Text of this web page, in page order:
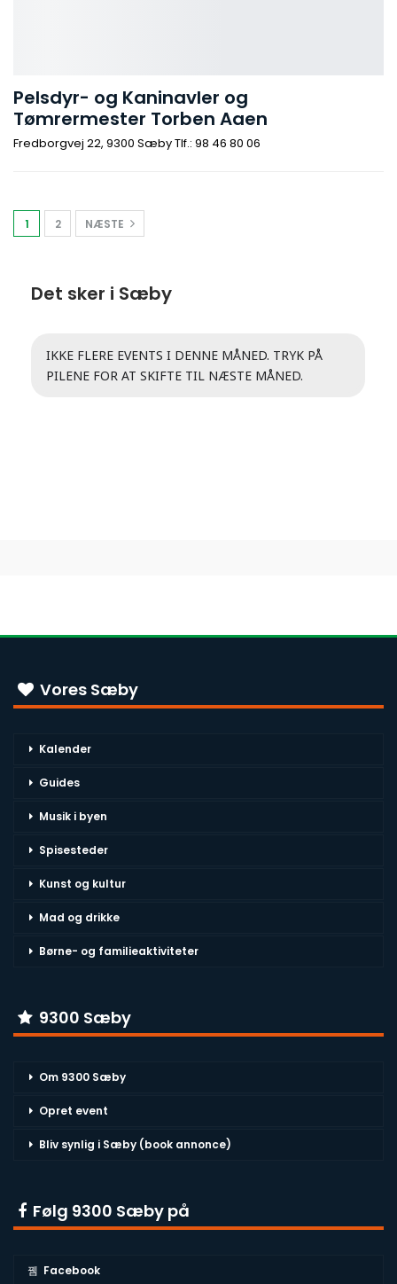
Pelsdyr- og Kaninavler og
Tømrermester Torben Aaen
Fredborgvej 22, 9300 Sæby Tlf.: 98 46 80 06
1 2 NÆSTE
Det sker i Sæby
IKKE FLERE EVENTS I DENNE MÅNED. TRYK PÅ
PILENE FOR AT SKIFTE TIL NÆSTE MÅNED.
Vores Sæby
Kalender
Guides
Musik i byen
Spisesteder
Kunst og kultur
Mad og drikke
Børne- og familieaktiviteter
9300 Sæby
Om 9300 Sæby
Opret event
Bliv synlig i Sæby (book annonce)
Følg 9300 Sæby på
Facebook